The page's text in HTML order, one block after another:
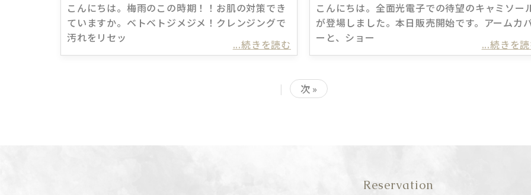
こんにちは。梅雨のこの時期！！お肌の対策でき
ていますか。ベトベトジメジメ！クレンジングで
汚れをリセッ
...続きを読む
こんにちは。全面光電子での待望のキャミソー
が登場しました。本日販売開始です。アームカ
ーと、ショー
...続きを
| 次 »
Reservation